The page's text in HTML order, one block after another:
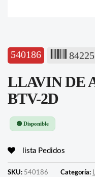
540186
LLAVIN DE
BTV-2D
🟢 Disponible
lista Pedidos
SKU: 540186 Categoría: